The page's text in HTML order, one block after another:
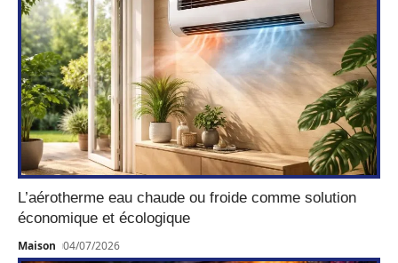
L’aérotherme eau chaude ou froide comme solution
économique et écologique
Maison 04/07/2026